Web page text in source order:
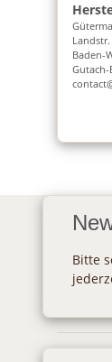
Landstr.
Baden-
Gutach-
Bitte